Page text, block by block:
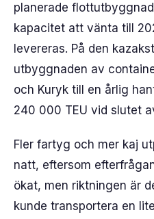
planerade
kapacitet att vänta till
levereras. På den
utbyggnaden av
och Kuryk till en årlig
240 000 TEU vid slutet
Fler fartyg och mer kaj
natt, eftersom
ökat, men riktningen är
kunde transportera en